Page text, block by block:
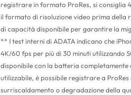
registrare in formato ProRes, si consiglia
il formato di risoluzione video prima della
di capacità disponibile per garantire la
** I test interni di ADATA indicano che
4K/60 fps per più di 30 minuti utilizzando
disponibile con la batteria
utilizzabile, è possibile registrare a
surriscaldamento o degradazione della